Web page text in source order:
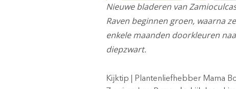
Nieuwe bladeren van
Raven beginnen groen, waarna
enkele maanden doorkleuren
diepzwart.
Kijktip | Plantenliefhebber Mama